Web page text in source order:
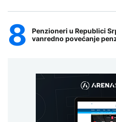
Penzioneri u Republici
vanredno povećanje